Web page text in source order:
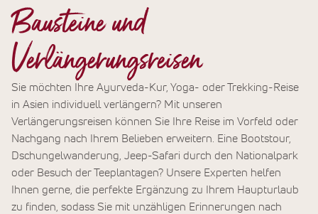
Bausteine und
Verlängerungsreisen
Sie möchten Ihre Ayurveda-Kur, Yoga- oder Trekking-Reise
in Asien individuell verlängern? Mit unseren
Verlängerungsreisen können Sie Ihre Reise im Vorfeld oder
Nachgang nach Ihrem Belieben erweitern. Eine Bootstour,
Dschungelwanderung, Jeep-Safari durch den Nationalpark
oder Besuch der Teeplantagen? Unsere Experten helfen
Ihnen gerne, die perfekte Ergänzung zu Ihrem Haupturlaub
zu finden, sodass Sie mit unzähligen Erinnerungen nach